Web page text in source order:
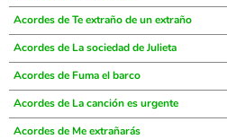
Acordes de Te extraño de un extraño
Acordes de La sociedad de Julieta
Acordes de Fuma el barco
Acordes de La canción es urgente
Acordes de Me extrañarás